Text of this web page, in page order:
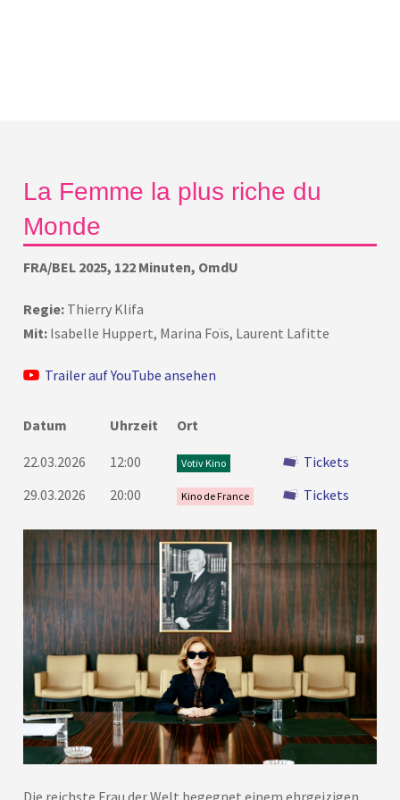
La Femme la plus riche du
Monde
FRA/BEL 2025, 122 Minuten, OmdU
Regie: Thierry Klifa
Mit: Isabelle Huppert, Marina Foïs, Laurent Lafitte
Trailer auf YouTube ansehen
Datum Uhrzeit Ort
22.03.2026 12:00 Votiv Kino
Tickets
29.03.2026
20:00 Kino de France Tickets